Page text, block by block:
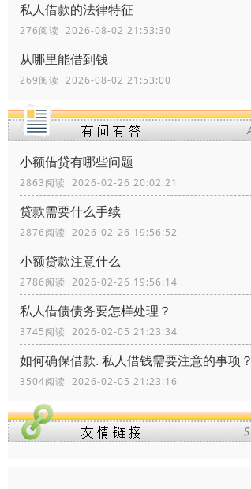
私人借款的法律特征
276阅读 2026-08-02 21:53:30
从哪里能借到钱
269阅读 2026-08-02 21:53:00
小额借贷有哪些问题
2863阅读 2026-02-26 20:02:21
贷款需要什么手续
2876阅读 2026-02-26 19:56:52
小额贷款注意什么
2786阅读 2026-02-26 19:56:14
私人借债债务要怎样处理？
3745阅读 2026-02-05 21:23:34
如何确保借款. 私人借钱需要注意的事项？
3504阅读 2026-02-05 21:23:16